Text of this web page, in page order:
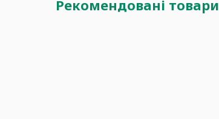
Рекомендовані товари